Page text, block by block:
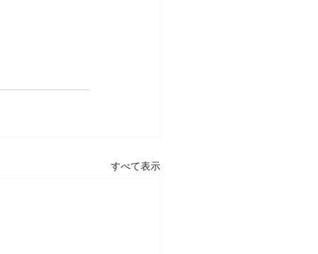
すべて表示